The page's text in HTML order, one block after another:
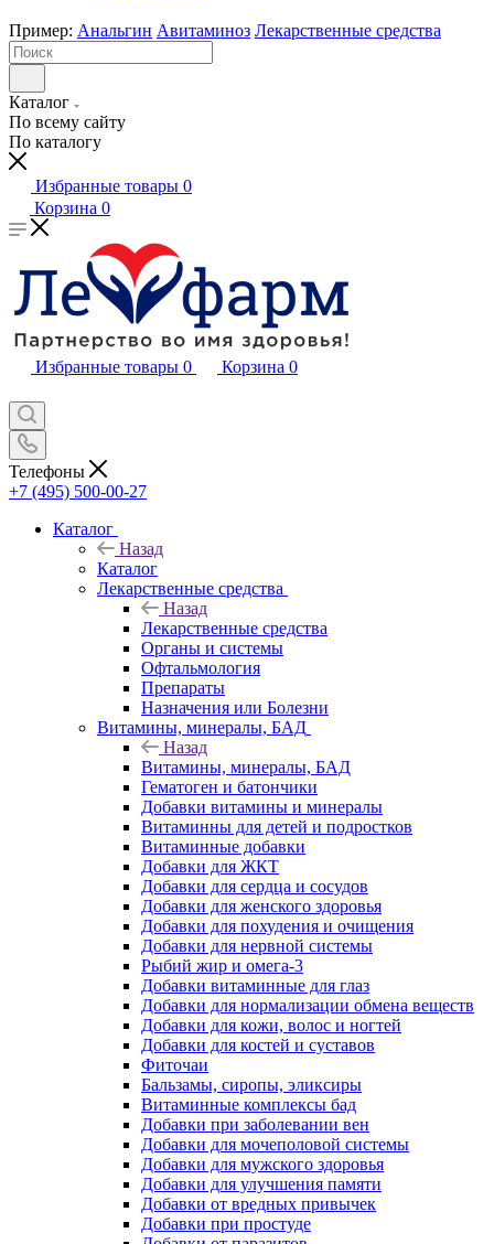
Пример: Анальгин Авитаминоз Лекарственные средства
Каталог
По всему сайту
По каталогу
Избранные товары 0
Корзина 0
Избранные товары 0 Корзина 0
Телефоны
+7 (495) 500-00-27
Каталог
Назад
Каталог
Лекарственные средства
Назад
Лекарственные средства
Органы и системы
Офтальмология
Препараты
Назначения или Болезни
Витамины, минералы, БАД
Назад
Витамины, минералы, БАД
Гематоген и батончики
Добавки витамины и минералы
Витаминны для детей и подростков
Витаминные добавки
Добавки для ЖКТ
Добавки для сердца и сосудов
Добавки для женского здоровья
Добавки для похудения и очищения
Добавки для нервной системы
Рыбий жир и омега-3
Добавки витаминные для глаз
Добавки для нормализации обмена веществ
Добавки для кожи, волос и ногтей
Добавки для костей и суставов
Фиточаи
Бальзамы, сиропы, эликсиры
Витаминные комплексы бад
Добавки при заболевании вен
Добавки для мочеполовой системы
Добавки для мужского здоровья
Добавки для улучшения памяти
Добавки от вредных привычек
Добавки при простуде